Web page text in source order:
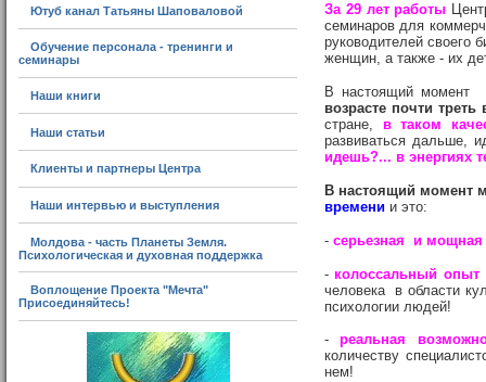
Ютуб канал Татьяны Шаповаловой
Обучение персонала - тренинги и
семинары
Наши книги
Наши статьи
Клиенты и партнеры Центра
Наши интервью и выступления
Молдова - часть Планеты Земля.
Психологическая и духовная поддержка
Воплощение Проекта "Мечта"
Присоединяйтесь!
За 29 лет работы
семинаров для
руководителей своего
женщин, а также - их
В настоящий момент
возрасте почти
стране, в таком
развиваться дальше,
идешь?... в энергиях
В настоящий момент
времении это:
- серьезная и мощная
-колоссальный опыт
человека в области
психологии людей!
-реальная
количеству
нем!